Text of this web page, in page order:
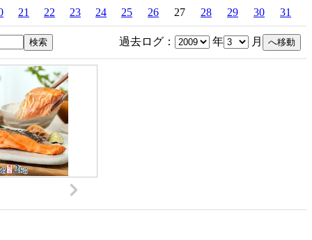
21 22 23 24 25 26 27 28 29 30 31
過去ログ： 年 月